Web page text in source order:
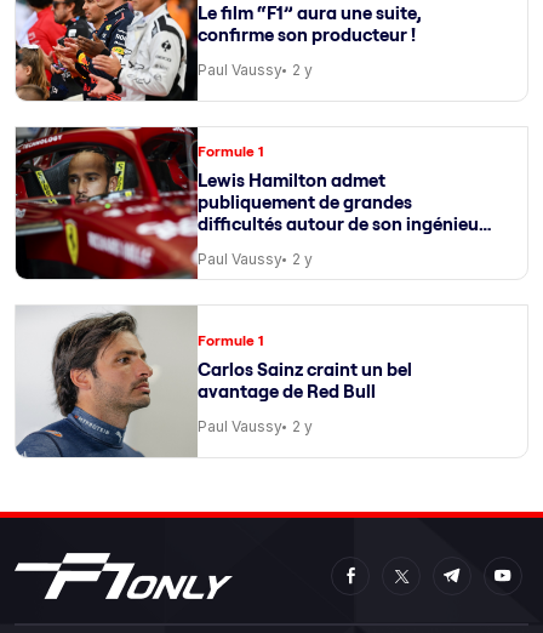
Le film “F1” aura une suite,
confirme son producteur !
Paul Vaussy 2 y
Formule 1
Lewis Hamilton admet
publiquement de grandes
difficultés autour de son ingénieur
Paul Vaussy 2 y
Formule 1
Carlos Sainz craint un bel
avantage de Red Bull
Paul Vaussy 2 y